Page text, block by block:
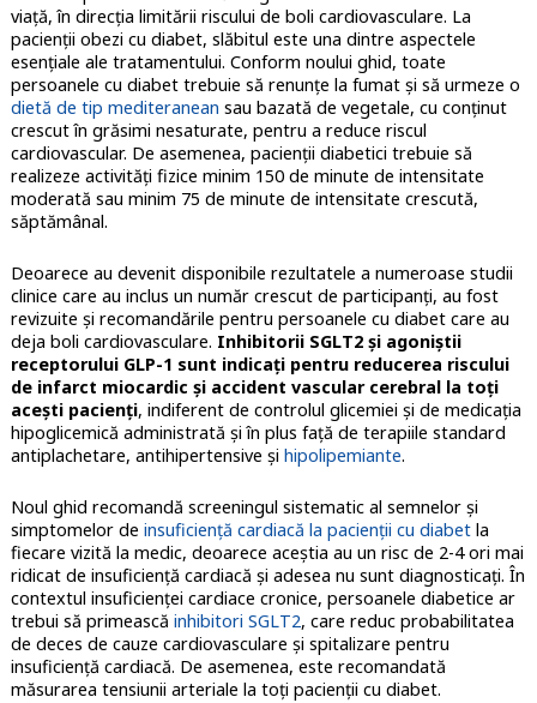
viaţă, în direcţia limitării riscului de boli cardiovasculare. La
pacienţii obezi cu diabet, slăbitul este una dintre aspectele
esenţiale ale tratamentului. Conform noului ghid, toate
persoanele cu diabet trebuie să renunţe la fumat şi să urmeze o
dietă de tip mediteranean sau bazată de vegetale, cu conţinut
crescut în grăsimi nesaturate, pentru a reduce riscul
cardiovascular. De asemenea, pacienţii diabetici trebuie să
realizeze activităţi fizice minim 150 de minute de intensitate
moderată sau minim 75 de minute de intensitate crescută,
săptămânal.
Deoarece au devenit disponibile rezultatele a numeroase studii
clinice care au inclus un număr crescut de participanţi, au fost
revizuite şi recomandările pentru persoanele cu diabet care au
deja boli cardiovasculare. Inhibitorii SGLT2 şi agoniştii
receptorului GLP-1 sunt indicaţi pentru reducerea riscului
de infarct miocardic şi accident vascular cerebral la toţi
aceşti pacienţi, indiferent de controlul glicemiei şi de medicaţia
hipoglicemică administrată şi în plus faţă de terapiile standard
antiplachetare, antihipertensive şi hipolipemiante.
Noul ghid recomandă screeningul sistematic al semnelor şi
simptomelor de insuficienţă cardiacă la pacienţii cu diabetla
fiecare vizită la medic, deoarece aceştia au un risc de 2-4 ori mai
ridicat de insuficienţă cardiacă şi adesea nu sunt diagnosticaţi. În
contextul insuficienței cardiace cronice, persoanele diabetice ar
trebui să primească inhibitori SGLT2, care reduc probabilitatea
de deces de cauze cardiovasculare şi spitalizare pentru
insuficienţă cardiacă. De asemenea, este recomandată
măsurarea tensiunii arteriale la toţi pacienţii cu diabet.